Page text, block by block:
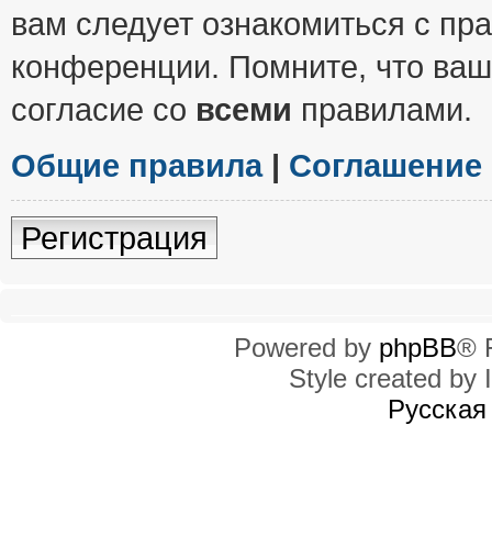
вам следует ознакомиться с
конференции. Помните, что
согласие со всеми правилами.
Общие правила|
Регистрация
Powered by phpBB®
Style created by